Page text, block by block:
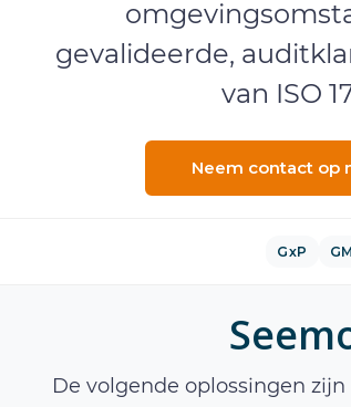
gevalideerde,
van ISO
Neem contact op
GxP
De volgende oplossingen